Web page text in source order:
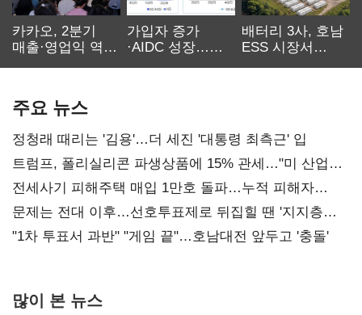
카카오, 2분기
매출·영업익 역대
가입자 증가
·AIDC 성장…
배터리 3사, 호남
ESS 시장서
주요 뉴스
정청래 때리는 '김용'…더 세진 '대통령 최측근' 입
트럼프, 폴리실리콘 파생상품에 15% 관세…"미 산업
재건"
전세사기 피해주택 매입 1만호 돌파…누적 피해자
4만278명
문제는 전대 이후…선호투표제로 뒤집힐 땐 '지지층
불복'
"1차 투표서 과반" "게임 끝"…호남대전 앞두고 '충돌'
많이 본 뉴스